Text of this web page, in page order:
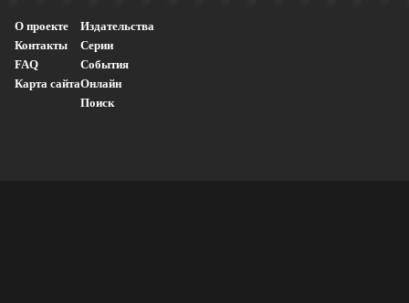
О проекте
Контакты
FAQ
Карта сайта
Издательства
Серии
События
Онлайн
Поиск